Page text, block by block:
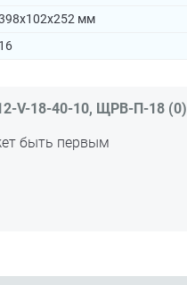
мм
16
V-18-40-10, ЩРВ-П-18 (0)
быть первым